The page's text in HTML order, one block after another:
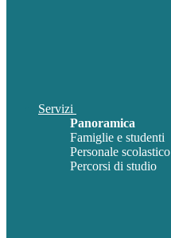
Servizi
Panoramica
Famiglie e studenti
Personale scolastico
Percorsi di studio